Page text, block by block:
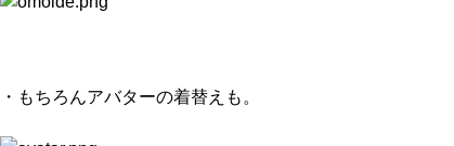
・もちろんアバターの着替えも。